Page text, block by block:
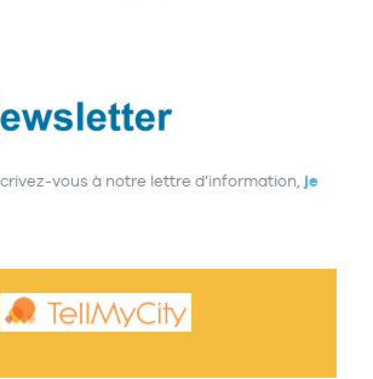
vous à notre lettre d’information, je